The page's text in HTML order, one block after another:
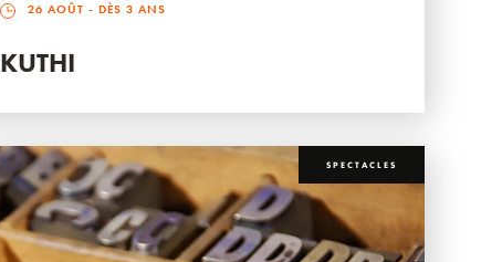
26 AOÛT - DÈS 3 ANS
KUTHI
SPECTACLES